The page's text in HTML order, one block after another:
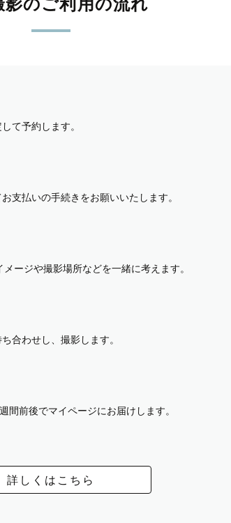
て予約します。
支払いの手続きをお願いいたします。
ージや撮影場所などを一緒に考えます。
合わせし、撮影します。
間前後でマイページにお届けします。
詳しくはこちら